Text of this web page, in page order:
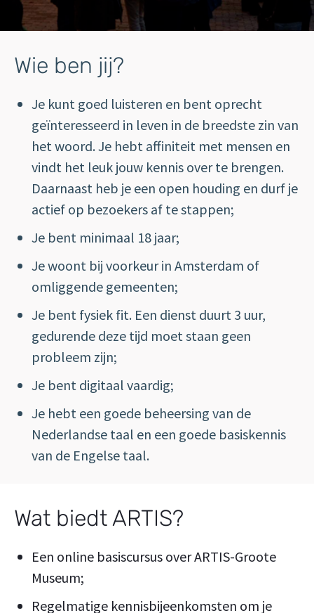
Wie ben jij?
Je kunt goed luisteren en bent oprecht
geïnteresseerd in leven in de breedste zin van
het woord. Je hebt affiniteit met mensen en
vindt het leuk jouw kennis over te brengen.
Daarnaast heb je een open houding en durf je
actief op bezoekers af te stappen;
Je bent minimaal 18 jaar;
Je woont bij voorkeur in Amsterdam of
omliggende gemeenten;
Je bent fysiek fit. Een dienst duurt 3 uur,
gedurende deze tijd moet staan geen
probleem zijn;
Je bent digitaal vaardig;
Je hebt een goede beheersing van de
Nederlandse taal en een goede basiskennis
van de Engelse taal.
Wat biedt ARTIS?
Een online basiscursus over ARTIS-Groote
Museum;
Regelmatige kennisbijeenkomsten om je